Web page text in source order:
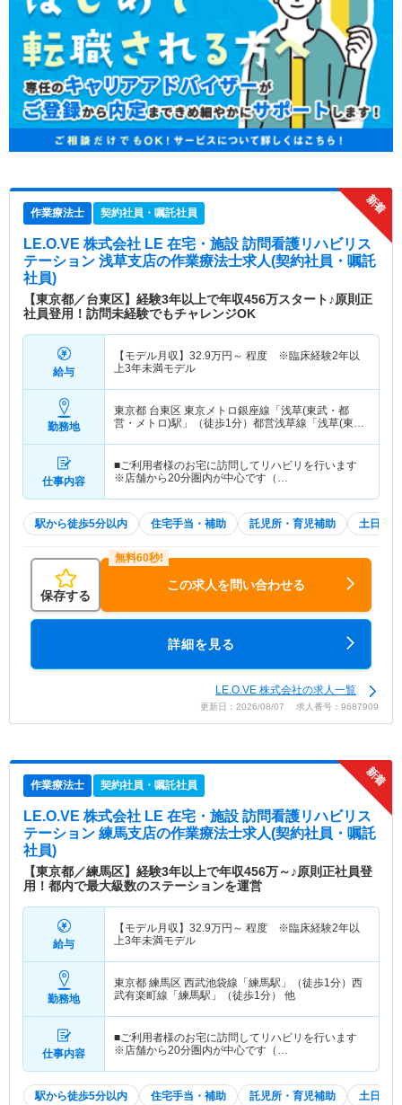
作業療法士 契約社員・嘱託社員
LE.O.VE 株式会社 LE 在宅・施設 訪問看護リハビリス
テーション 浅草支店の作業療法士求人(契約社員・嘱託
社員)
【東京都／台東区】経験3年以上で年収456万スタート♪原則正
社員登用！訪問未経験でもチャレンジOK
給与
【モデル月収】 32.9万円～ 程度 ※臨床経験2年以
上3年未満モデル
勤務地
東京都 台東区 東京メトロ銀座線「浅草(東武・都
営・メトロ)駅」（徒歩1分）都営浅草線「浅草(東
仕事内容
■ご利用者様のお宅に訪問してリハビリを行います
※店舗から20分圏内が中心です（…
駅から徒歩5分以内 住宅手当・補助 託児所・育児補助 土日祝休
保存する
この求人を問い合わせる
詳細を見る
LE.O.VE 株式会社の求人一覧
更新日：2026/08/07 求人番号：9687909
作業療法士 契約社員・嘱託社員
LE.O.VE 株式会社 LE 在宅・施設 訪問看護リハビリス
テーション 練馬支店の作業療法士求人(契約社員・嘱託
社員)
【東京都／練馬区】経験3年以上で年収456万～♪原則正社員登
用！都内で最大級数のステーションを運営
給与
【モデル月収】 32.9万円～ 程度 ※臨床経験2年以
上3年未満モデル
勤務地
東京都 練馬区 西武池袋線「練馬駅」（徒歩1分）西
武有楽町線「練馬駅」（徒歩1分） 他
仕事内容
■ご利用者様のお宅に訪問してリハビリを行います
※店舗から20分圏内が中心です（…
駅から徒歩5分以内 住宅手当・補助 託児所・育児補助 土日祝休